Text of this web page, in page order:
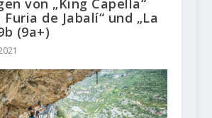
Furia de Jabalí“ und „La
(9a+)